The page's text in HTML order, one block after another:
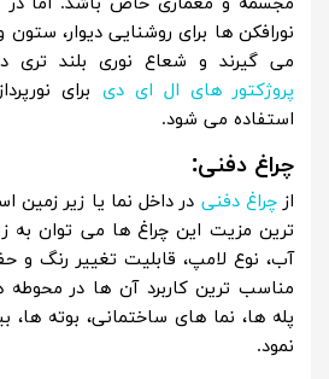
نورافکن ها برای روشنایی دیوار، ستون
می گیرند و شعاع نوری بلند تری
پروژکتور های ال ای دی برای
استفاده می شود.
چراغ دفنی:
ازچراغ دفنی در داخل نما یا زیر زمین
ترین مزیت این چراغ ها می توان به
آب، نوع لامپ، قابلیت تغییر رنگ و
مناسب ترین کاربرد آن ها در محوطه
پله ها، نما های ساختمانی، بوته ها،
نمود.